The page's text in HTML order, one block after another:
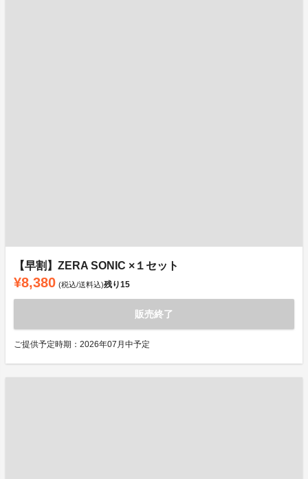
【早割】ZERA SONIC ×１セット
¥8,380 (税込/送料込)残り15
販売終了
ご提供予定時期：2026年07月中予定